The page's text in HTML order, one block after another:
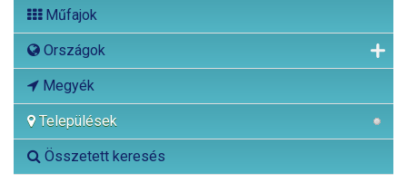
Műfajok
Országok
Megyék
Települések
Összetett keresés